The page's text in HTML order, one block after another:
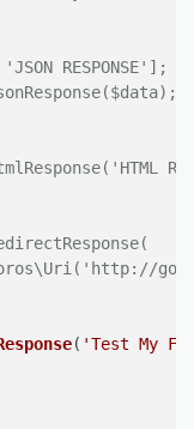
RESPONSE'];
( 'Test My